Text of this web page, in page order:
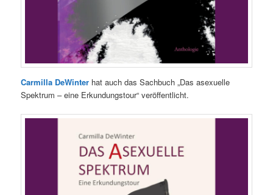
Carmilla DeWinter hat auch das Sachbuch „Das asexuelle
Spektrum – eine Erkundungstour“ veröffentlicht.